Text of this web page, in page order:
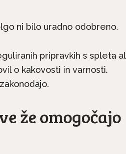
ni bilo uradno odobreno.
pripravkih s spleta
o kakovosti in varnosti.
že omogočajo
Le še do konca avgusta